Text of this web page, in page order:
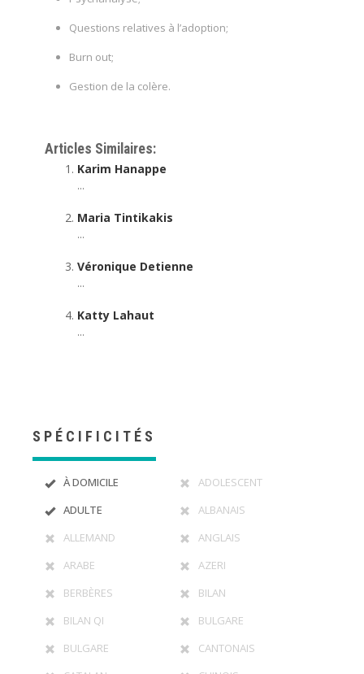
Questions relatives à l’adoption;
Burn out;
Gestion de la colère.
Articles Similaires:
Karim Hanappe
...
Maria Tintikakis
...
Véronique Detienne
...
Katty Lahaut
...
SPÉCIFICITÉS
À DOMICILE
ADOLESCENT
ADULTE
ALBANAIS
ALLEMAND
ANGLAIS
ARABE
AZERI
BERBÈRES
BILAN
BILAN QI
BULGARE
BULGARE
CANTONAIS